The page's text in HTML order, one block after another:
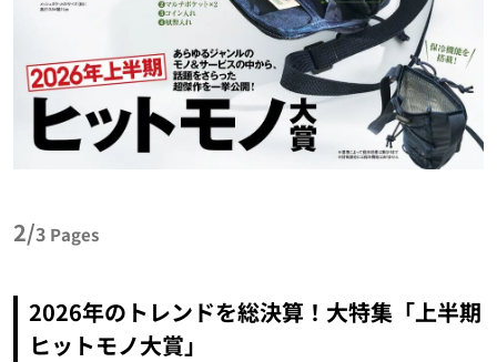
2/3 Pages
2026年のトレンドを総決算！大特集「上半期
ヒットモノ大賞」